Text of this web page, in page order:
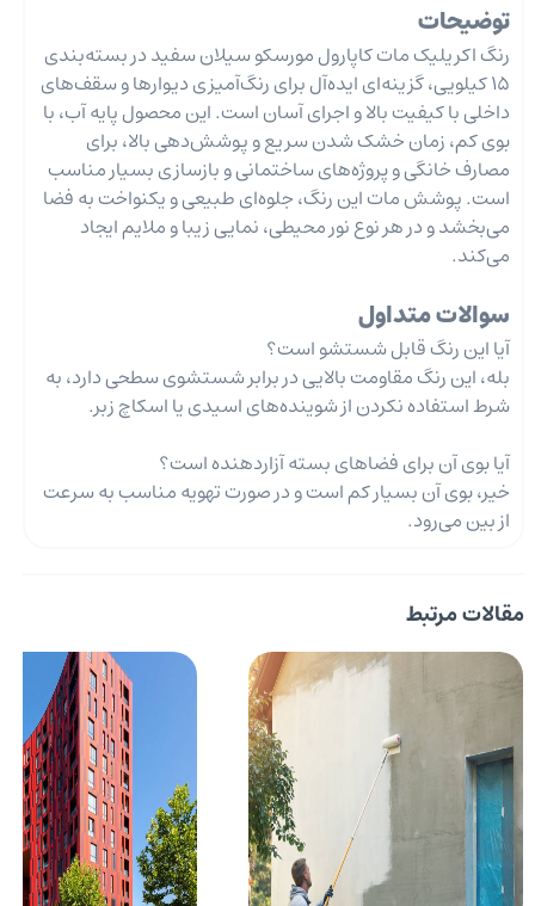
توضیحات
رنگ اکریلیک مات کاپارول مورسکو سیلان سفید در بسته‌بندی
15 کیلویی، گزینه‌ای ایده‌آل برای رنگ‌آمیزی دیوارها و سقف‌های
داخلی با کیفیت بالا و اجرای آسان است. این محصول پایه آب، با
بوی کم، زمان خشک شدن سریع و پوشش‌دهی بالا، برای
مصارف خانگی و پروژه‌های ساختمانی و بازسازی بسیار مناسب
است. پوشش مات این رنگ، جلوه‌ای طبیعی و یکنواخت به فضا
می‌بخشد و در هر نوع نور محیطی، نمایی زیبا و ملایم ایجاد
می‌کند.
سوالات متداول
آیا این رنگ قابل شستشو است؟
بله، این رنگ مقاومت بالایی در برابر شستشوی سطحی دارد، به
شرط استفاده نکردن از شوینده‌های اسیدی یا اسکاچ زبر.
آیا بوی آن برای فضاهای بسته آزاردهنده است؟
خیر، بوی آن بسیار کم است و در صورت تهویه مناسب به سرعت
از بین می‌رود.
مقالات مرتبط